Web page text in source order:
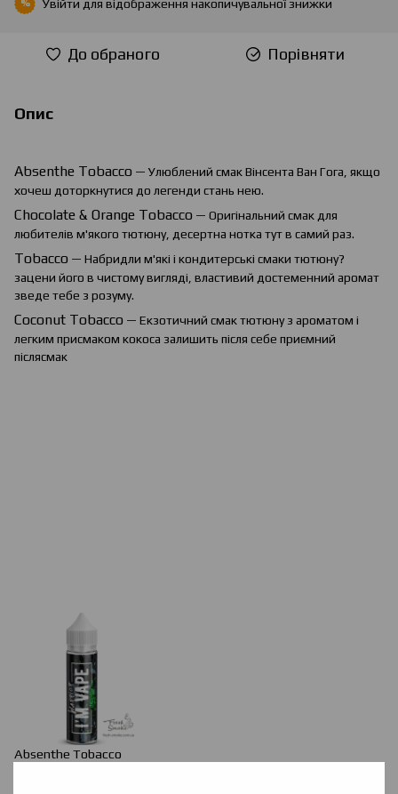
% Увійти для відображення накопичувальної знижки
До обраного Порівняти
Опис
Absenthe Tobacco — Улюблений смак Вінсента Ван Гога, якщо
хочеш доторкнутися до легенди стань нею.
Chocolate & Orange Tobacco — Оригінальний смак для
любителів м'якого тютюну, десертна нотка тут в самий раз.
Tobacco — Набридли м'які і кондитерські смаки тютюну?
зацени його в чистому вигляді, властивий достеменний аромат
зведе тебе з розуму.
Coconut Tobacco — Екзотичний смак тютюну з ароматом і
легким присмаком кокоса залишить після себе приємний
післясмак
Absenthe Tobacco